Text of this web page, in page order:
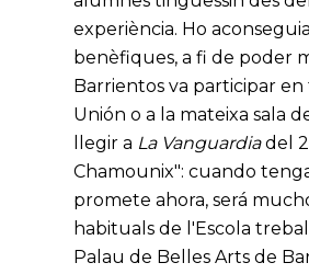
experiència. Ho
benèfiques, a fi de poder
Barrientos va participar
Unión o a la mateixa sala
llegir a La Vanguardiadel
Chamounix": cuando
promete ahora, será
habituals de l'Escola
Palau de Belles Arts de